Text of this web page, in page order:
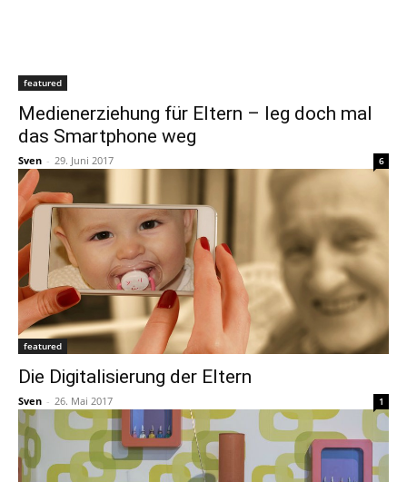
featured
Medienerziehung für Eltern – leg doch mal
das Smartphone weg
Sven - 29. Juni 2017 6
featured
Die Digitalisierung der Eltern
Sven - 26. Mai 2017 1